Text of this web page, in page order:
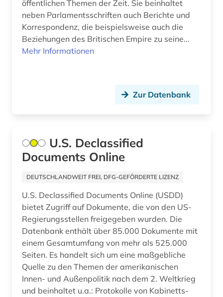
geschichte &lt;1688-2004&gt; (1)
geschichte &lt;1957-1963&gt; (1)
geschichte 1272-1509 (1)
geschichte 1300-1600 (1)
geschichte 1356-1800 (1)
geschichte 1400-1700 (1)
geschichte 1420-1600 (1)
geschichte 1450-1800 (1)
öffentlichen Themen der Zeit. Sie beinhaltet
neben Parlamentsschriften auch Berichte und
Korrespondenz, die beispielsweise auch die
Beziehungen des Britischen Empire zu seine...
Mehr Informationen
Zur Datenbank
U.S. Declassified
Documents Online
DEUTSCHLANDWEIT FREI, DFG-GEFÖRDERTE LIZENZ
U.S. Declassified Documents Online (USDD)
bietet Zugriff auf Dokumente, die von den US-
Regierungsstellen freigegeben wurden. Die
Datenbank enthält über 85.000 Dokumente mit
einem Gesamtumfang von mehr als 525.000
Seiten. Es handelt sich um eine maßgebliche
Quelle zu den Themen der amerikanischen
Innen- und Außenpolitik nach dem 2. Weltkrieg
und beinhaltet u.a.: Protokolle von Kabinetts-